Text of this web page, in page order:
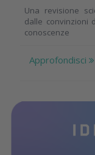
Una revisione
dalle convinzioni
conoscenze
Approfondisci